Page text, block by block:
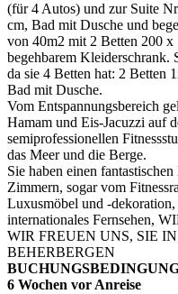
(für 4 Autos) und zur Suite
cm, Bad mit Dusche und
von 40m2 mit 2 Betten 200
begehbarem Kleiderschrank.
da sie 4 Betten hat: 2 Betten
Bad mit Dusche.
Vom Entspannungsbereich
Hamam und Eis-Jacuzzi auf
semiprofessionellen
das Meer und die Berge.
Sie haben einen
Zimmern, sogar vom
Luxusmöbel und -
internationales Fernsehen,
WIR FREUEN UNS, SIE
BEHERBERGEN
6 Wochen vor Anreise